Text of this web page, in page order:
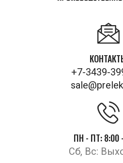
+7-3439-
ПН - ПТ: 8:00
Сб, Вс: